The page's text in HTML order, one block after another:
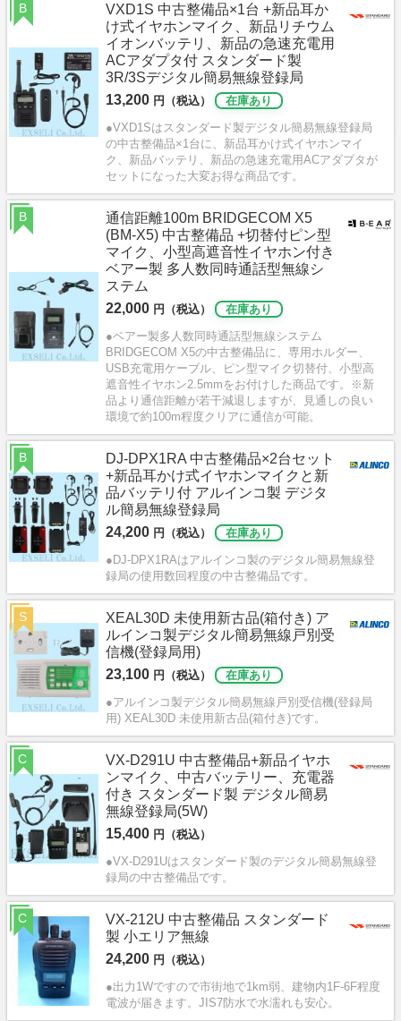
VXD1S 中古整備品×1台 +新品耳か
け式イヤホンマイク、新品リチウム
イオンバッテリ、新品の急速充電用
ACアダプタ付 スタンダード製
3R/3Sデジタル簡易無線登録局
13,200 円（税込）
在庫あり
●VXD1Sはスタンダード製デジタル簡易無線登録局
の中古整備品×1台に、新品耳かけ式イヤホンマイ
ク、新品バッテリ、新品の急速充電用ACアダプタが
セットになった大変お得な商品です。
B
通信距離100m BRIDGECOM X5
(BM-X5) 中古整備品 +切替付ピン型
マイク、小型高遮音性イヤホン付き
ベアー製 多人数同時通話型無線シ
ステム
22,000 円（税込）
在庫あり
●ベアー製多人数同時通話型無線システム
BRIDGECOM X5の中古整備品に、専用ホルダー、
USB充電用ケーブル、ピン型マイク切替付、小型高
遮音性イヤホン2.5mmをお付けした商品です。※新
品より通信距離が若干減退しますが、見通しの良い
環境で約100m程度クリアに通信が可能。
B
DJ-DPX1RA 中古整備品×2台セット
+新品耳かけ式イヤホンマイクと新
品バッテリ付 アルインコ製 デジタ
ル簡易無線登録局
24,200 円（税込）
在庫あり
●DJ-DPX1RAはアルインコ製のデジタル簡易無線登
録局の使用数回程度の中古整備品です。
B
XEAL30D 未使用新古品(箱付き) ア
ルインコ製デジタル簡易無線戸別受
信機(登録局用)
23,100 円（税込）
在庫あり
●アルインコ製デジタル簡易無線戸別受信機(登録局
用) XEAL30D 未使用新古品(箱付き)です。
S
VX-D291U 中古整備品+新品イヤホ
ンマイク、中古バッテリー、充電器
付き スタンダード製 デジタル簡易
無線登録局(5W)
15,400 円（税込）
●VX-D291Uはスタンダード製のデジタル簡易無線登
録局の中古整備品です。
C
VX-212U 中古整備品 スタンダード
製 小エリア無線
24,200 円（税込）
●出力1Wですので市街地で1km弱、建物内1F-6F程度
電波が届きます。JIS7防水で水濡れも安心。
C